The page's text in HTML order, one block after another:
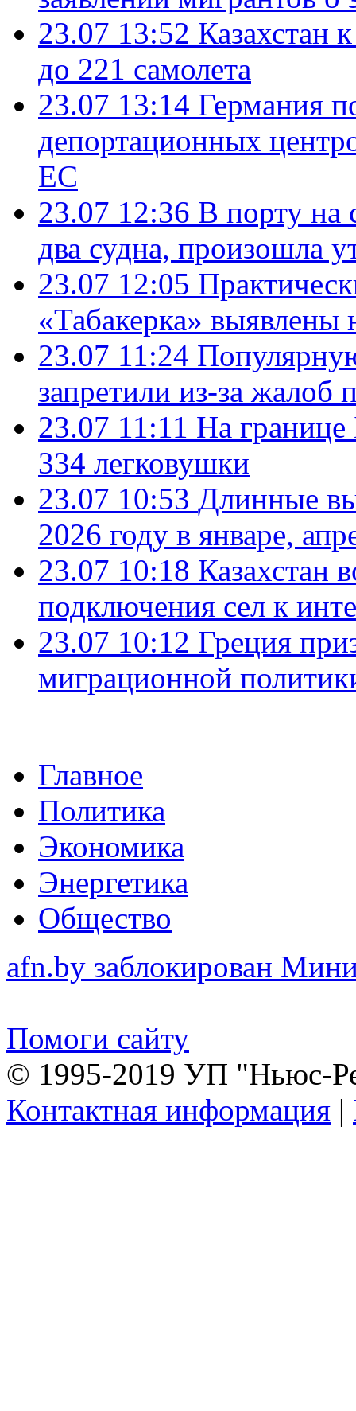
23.07 13:52 Казахстан
до 221 самолета
23.07 13:14 Германия
депортационных
ЕС
23.07 12:36 В порту на
два судна, произошла
23.07 12:05
«Табакерка»
23.07 11:24
запретили из-за жалоб
23.07 11:11 На границе
334 легковушки
23.07 10:53 Длинные
2026 году в январе,
23.07 10:18 Казахстан
подключения сел к
23.07 10:12 Греция
миграционной
Главное
Политика
Экономика
Энергетика
Общество
afn.by заблокирован
Помоги сайту
© 1995-2019 УП "Ньюс-
Контактная информация |